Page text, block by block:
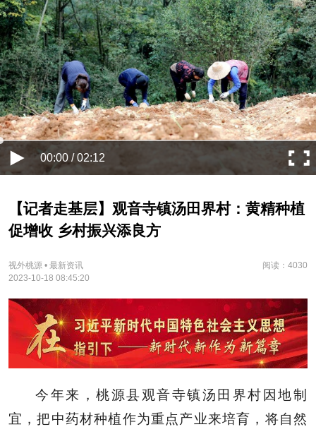
00:00 / 02:12
【记者走基层】观音寺镇汤田界村：黄精种植
促增收 乡村振兴添良方
视外桃源 • 最新资讯
阅读：4030
2023-10-18 08:45:20
今年来，桃源县观音寺镇汤田界村因地制
宜，把中药材种植作为重点产业来培育，将自然